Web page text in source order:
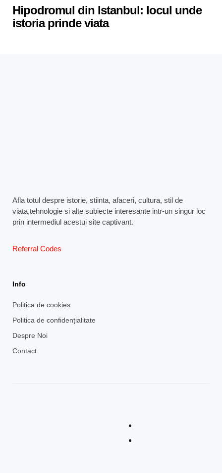
Hipodromul din Istanbul: locul unde
istoria prinde viata
Afla totul despre istorie, stiinta, afaceri, cultura, stil de
viata,tehnologie si alte subiecte interesante intr-un singur loc
prin intermediul acestui site captivant.
Referral Codes
Info
Politica de cookies
Politica de confidențialitate
Despre Noi
Contact